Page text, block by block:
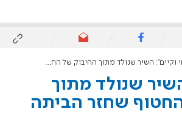
וקיים": השיר שנולד מתוך החיבוק של החטוף שחזר הביתה
שנולד מתוך
שחזר הביתה